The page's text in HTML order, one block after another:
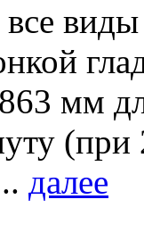
мм
(при
далее